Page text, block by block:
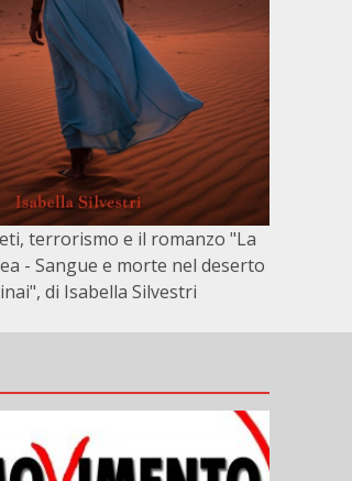
terrorismo e il romanzo "La
- Sangue e morte nel deserto
di Isabella Silvestri